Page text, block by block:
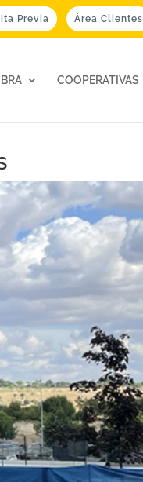
Previa Área Clientes
COOPERATIVAS